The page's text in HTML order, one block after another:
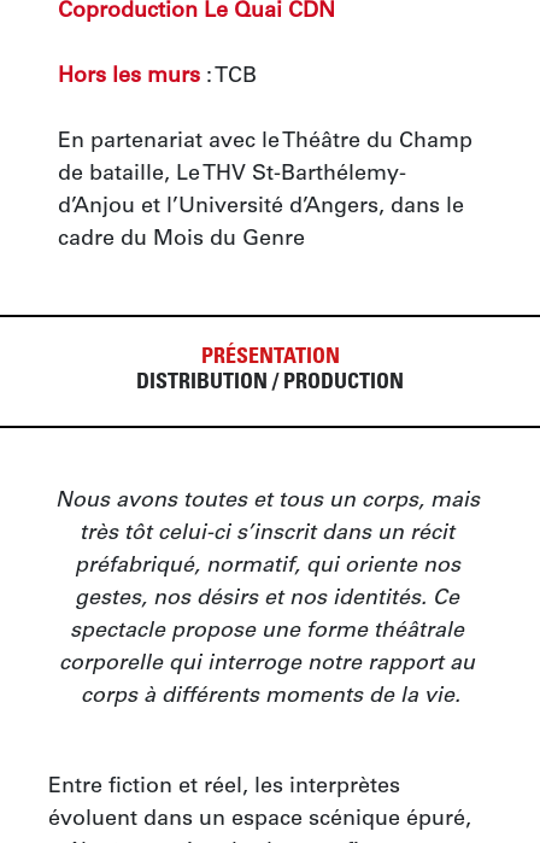
Coproduction Le Quai CDN
Hors les murs : TCB
En partenariat avec le Théâtre du Champ
de bataille, Le THV St-Barthélemy-
d’Anjou et l’Université d’Angers, dans le
cadre du Mois du Genre
PRÉSENTATION
DISTRIBUTION / PRODUCTION
Nous avons toutes et tous un corps, mais
très tôt celui-ci s’inscrit dans un récit
préfabriqué, normatif, qui oriente nos
gestes, nos désirs et nos identités. Ce
spectacle propose une forme théâtrale
corporelle qui interroge notre rapport au
corps à différents moments de la vie.
Entre fiction et réel, les interprètes
évoluent dans un espace scénique épuré,